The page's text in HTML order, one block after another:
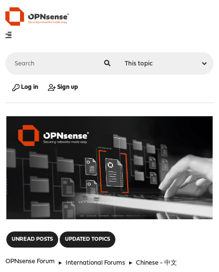
Log in Sign up
UNREAD POSTS UPDATED TOPICS
OPNsense Forum ► International Forums ► Chinese - 中文